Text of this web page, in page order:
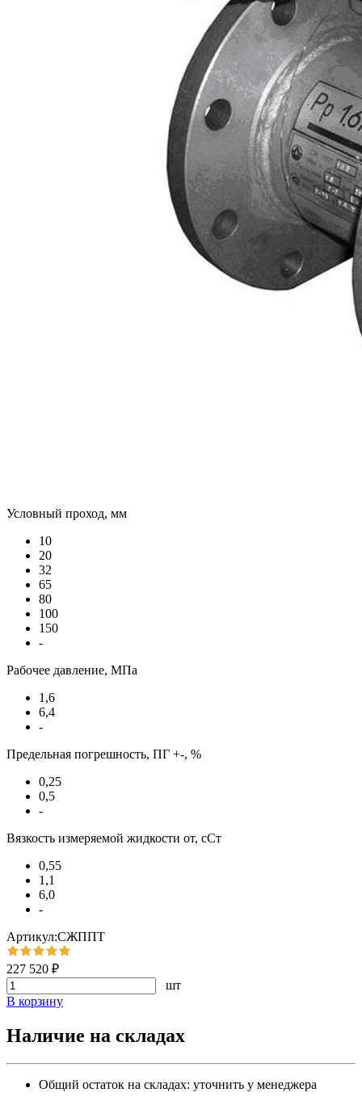
Условный проход, мм
10
20
32
65
80
100
150
-
Рабочее давление, МПа
1,6
6,4
-
Предельная погрешность, ПГ +-, %
0,25
0,5
-
Вязкость измеряемой жидкости от, сСт
0,55
1,1
6,0
-
Артикул:СЖППТ
227 520 ₽
шт
В корзину
Наличие на складах
Общий остаток на складах: уточнить у менеджера